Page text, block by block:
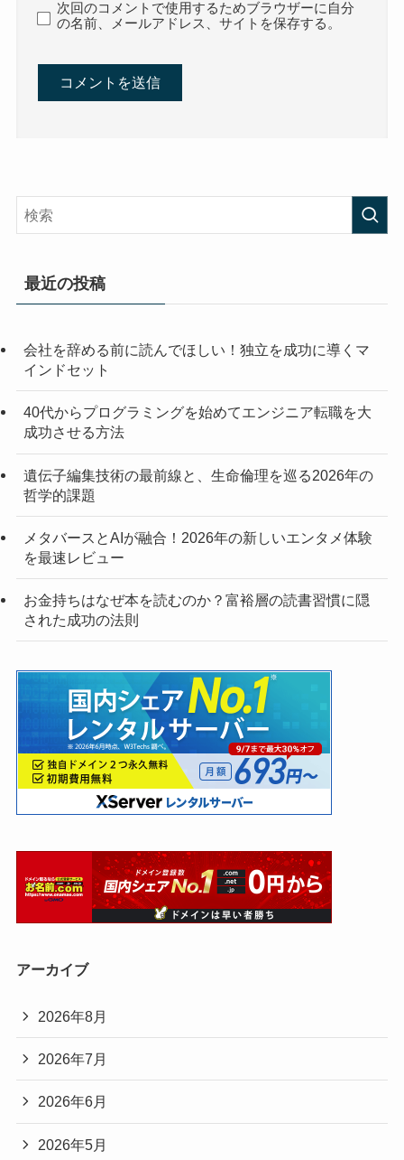
次回のコメントで使用するためブラウザーに自分
の名前、メールアドレス、サイトを保存する。
最近の投稿
会社を辞める前に読んでほしい！独立を成功に導くマ
インドセット
40代からプログラミングを始めてエンジニア転職を大
成功させる方法
遺伝子編集技術の最前線と、生命倫理を巡る2026年の
哲学的課題
メタバースとAIが融合！2026年の新しいエンタメ体験
を最速レビュー
お金持ちはなぜ本を読むのか？富裕層の読書習慣に隠
された成功の法則
アーカイブ
2026年8月
2026年7月
2026年6月
2026年5月